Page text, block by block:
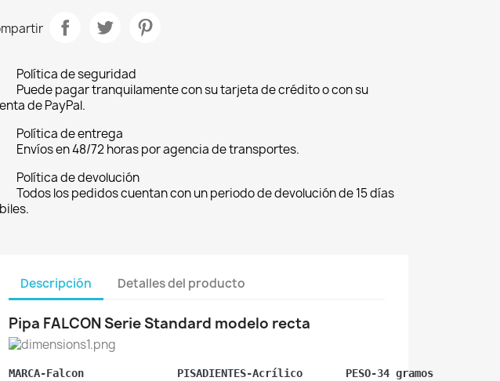
Política de seguridad
Puede pagar tranquilamente con su tarjeta de crédito o con su
de PayPal.
Política de entrega
Envíos en 48/72 horas por agencia de transportes.
Política de devolución
Todos los pedidos cuentan con un periodo de devolución de 15 días
Descripción Detalles del producto
Pipa FALCON Serie Standard modelo recta
MARCA-Falcon PISADIENTES-Acrílico PESO-34 gramos